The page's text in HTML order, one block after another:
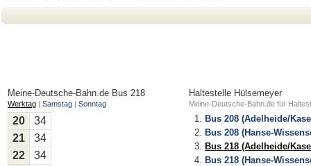
Meine-Deutsche-Bahn.de Bus 218
Werktag | Samstag | Sonntag
20
34
21
34
22
34
Haltestelle Hülsemeyer
Meine-Deutsche-Bahn.de für
Bus 208 (Adelheide/
Bus 208 (Hanse-
Bus 218 (Adelheide/
Bus 218 (Hanse-